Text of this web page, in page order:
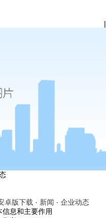
|
卓版下载 · 新闻 · 企业动态
息和主要作用